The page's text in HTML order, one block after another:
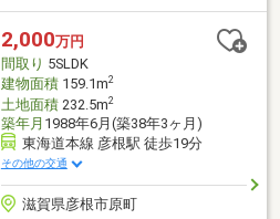
2,000万円
間取り 5SLDK
建物面積159.1m2
土地面積232.5m2
築年月 1988年6月(築38年3ヶ月)
東海道本線 彦根駅 徒歩19分
その他の交通
滋賀県彦根市原町